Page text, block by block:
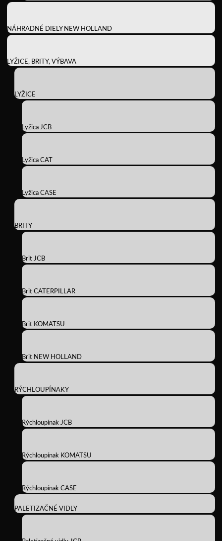
NÁHRADNÉ DIELY NEW HOLLAND
LYŽICE, BRITY, VÝBAVA
LYŽICE
Lyžica JCB
Lyžica CAT
Lyžica CASE
BRITY
Brit JCB
Brit CATERPILLAR
Brit KOMATSU
Brit NEW HOLLAND
RÝCHLOUPÍNAKY
Rýchloupínak JCB
Rýchloupínak KOMATSU
Rýchloupínak CASE
PALETIZAČNÉ VIDLY